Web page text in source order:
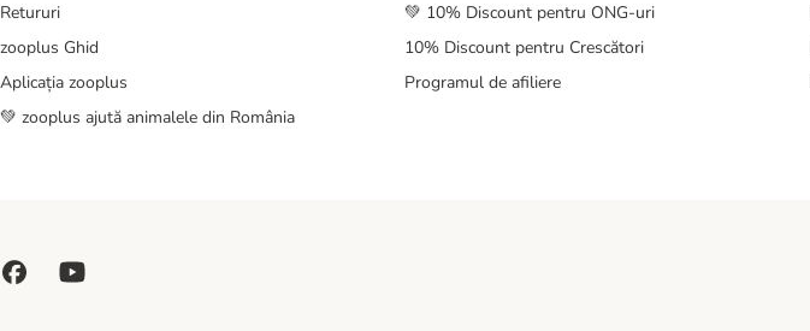
Retururi
zooplus Ghid
Aplicația zooplus
💚 zooplus ajută animalele din România
💚 10% Discount pentru ONG-uri
10% Discount pentru Crescători
Programul de afiliere